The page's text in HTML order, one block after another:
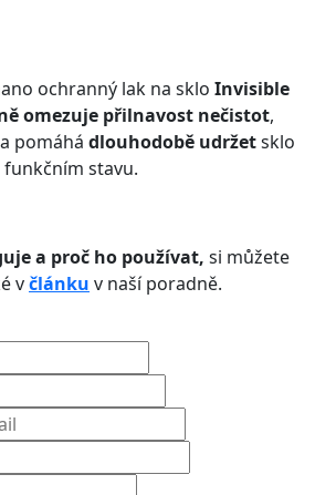
ochranný lak na sklo Invisible
omezuje přilnavost nečistot,
a pomáhá dlouhodobě udržetsklo
stavu.
a proč ho používat, si můžete
včlánku v naší poradně.